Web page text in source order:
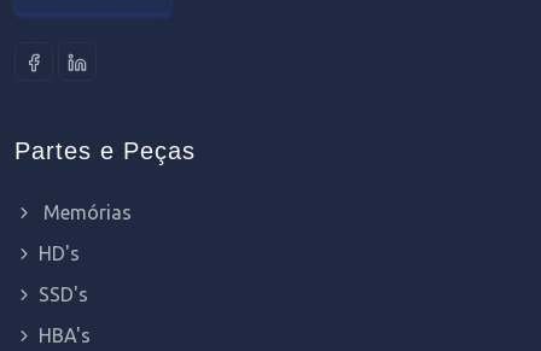
Partes e Peças
Memórias
HD's
SSD's
HBA's